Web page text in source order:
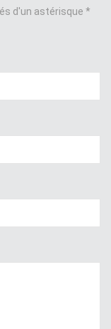
d'un astérisque *